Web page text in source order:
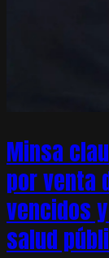
Minsa
por venta
vencidos
salud